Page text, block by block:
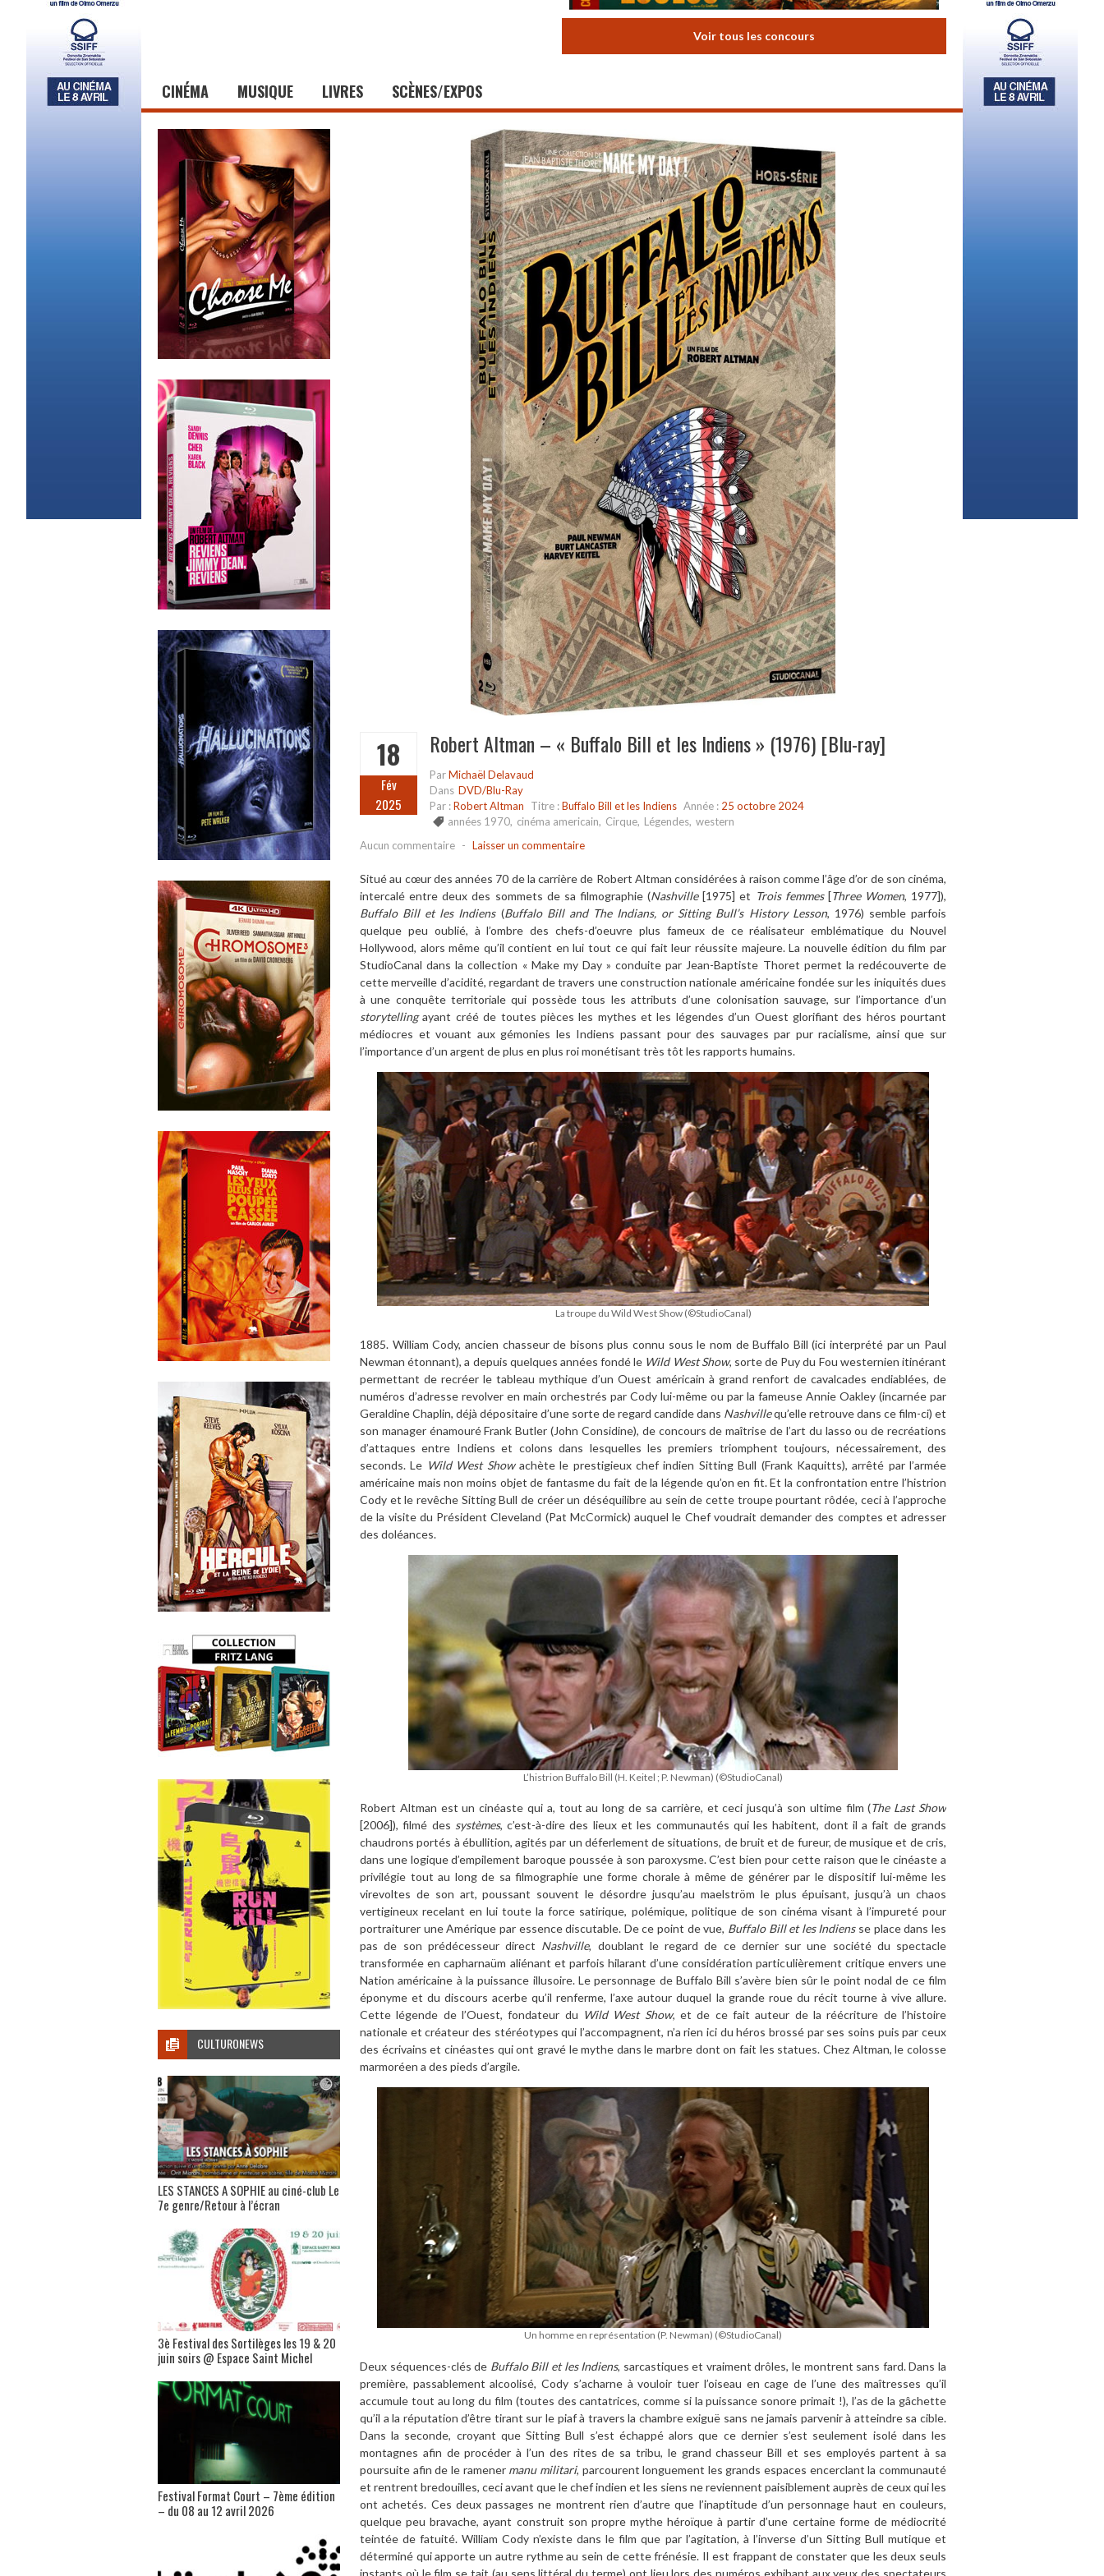
Voir tous les concours
CINÉMA MUSIQUE LIVRES SCÈNES/EXPOS
18
Fév
2025
Robert Altman – « Buffalo Bill et les Indiens » (1976) [Blu-ray]
ParMichaël Delavaud
Dans DVD/Blu-Ray
Par :Robert Altman Titre :Buffalo Bill et les Indiens Année : 25 octobre 2024
années 1970, cinéma americain, Cirque, Légendes, western
Aucun commentaire - Laisser un commentaire
Situé au cœur des années 70 de la carrière de Robert Altman considérées à raison comme l’âge d’or de son cinéma,
intercalé entre deux des sommets de sa filmographie (Nashville[1975] et Trois femmes [Three Women, 1977]),
Buffalo Bill et les Indiens(Buffalo Bill and The Indians, or Sitting Bull’s History Lesson, 1976) semble parfois
quelque peu oublié, à l’ombre des chefs-d’oeuvre plus fameux de ce réalisateur emblématique du Nouvel
Hollywood, alors même qu’il contient en lui tout ce qui fait leur réussite majeure. La nouvelle édition du film par
StudioCanal dans la collection « Make my Day » conduite par Jean-Baptiste Thoret permet la redécouverte de
cette merveille d’acidité, regardant de travers une construction nationale américaine fondée sur les iniquités dues
à une conquête territoriale qui possède tous les attributs d’une colonisation sauvage, sur l’importance d’un
storytellingayant créé de toutes pièces les mythes et les légendes d’un Ouest glorifiant des héros pourtant
médiocres et vouant aux gémonies les Indiens passant pour des sauvages par pur racialisme, ainsi que sur
l’importance d’un argent de plus en plus roi monétisant très tôt les rapports humains.
La troupe du Wild West Show (©StudioCanal)
1885. William Cody, ancien chasseur de bisons plus connu sous le nom de Buffalo Bill (ici interprété par un Paul
Newman étonnant), a depuis quelques années fondé le Wild West Show, sorte de Puy du Fou westernien itinérant
permettant de recréer le tableau mythique d’un Ouest américain à grand renfort de cavalcades endiablées, de
numéros d’adresse revolver en main orchestrés par Cody lui-même ou par la fameuse Annie Oakley (incarnée par
Geraldine Chaplin, déjà dépositaire d’une sorte de regard candide dans Nashvillequ’elle retrouve dans ce film-ci) et
son manager énamouré Frank Butler (John Considine), de concours de maîtrise de l’art du lasso ou de recréations
d’attaques entre Indiens et colons dans lesquelles les premiers triomphent toujours, nécessairement, des
seconds. Le Wild West Showachète le prestigieux chef indien Sitting Bull (Frank Kaquitts), arrêté par l’armée
américaine mais non moins objet de fantasme du fait de la légende qu’on en fit. Et la confrontation entre l’histrion
Cody et le revêche Sitting Bull de créer un déséquilibre au sein de cette troupe pourtant rôdée, ceci à l’approche
de la visite du Président Cleveland (Pat McCormick) auquel le Chef voudrait demander des comptes et adresser
des doléances.
L’histrion Buffalo Bill (H. Keitel ; P. Newman) (©StudioCanal)
Robert Altman est un cinéaste qui a, tout au long de sa carrière, et ceci jusqu’à son ultime film (The Last Show
[2006]), filmé des systèmes, c’est-à-dire des lieux et les communautés qui les habitent, dont il a fait de grands
chaudrons portés à ébullition, agités par un déferlement de situations, de bruit et de fureur, de musique et de cris,
dans une logique d’empilement baroque poussée à son paroxysme. C’est bien pour cette raison que le cinéaste a
privilégie tout au long de sa filmographie une forme chorale à même de générer par le dispositif lui-même les
virevoltes de son art, poussant souvent le désordre jusqu’au maelström le plus épuisant, jusqu’à un chaos
vertigineux recelant en lui toute la force satirique, polémique, politique de son cinéma visant à l’impureté pour
portraiturer une Amérique par essence discutable. De ce point de vue, Buffalo Bill et les Indiens se place dans les
pas de son prédécesseur direct Nashville, doublant le regard de ce dernier sur une société du spectacle
transformée en capharnaüm aliénant et parfois hilarant d’une considération particulièrement critique envers une
Nation américaine à la puissance illusoire. Le personnage de Buffalo Bill s’avère bien sûr le point nodal de ce film
éponyme et du discours acerbe qu’il renferme, l’axe autour duquel la grande roue du récit tourne à vive allure.
Cette légende de l’Ouest, fondateur du Wild West Show, et de ce fait auteur de la réécriture de l’histoire
nationale et créateur des stéréotypes qui l’accompagnent, n’a rien ici du héros brossé par ses soins puis par ceux
des écrivains et cinéastes qui ont gravé le mythe dans le marbre dont on fait les statues. Chez Altman, le colosse
marmoréen a des pieds d’argile.
Un homme en représentation (P. Newman) (©StudioCanal)
Deux séquences-clés de Buffalo Bill et les Indiens, sarcastiques et vraiment drôles, le montrent sans fard. Dans la
première, passablement alcoolisé, Cody s’acharne à vouloir tuer l’oiseau en cage de l’une des maîtresses qu’il
accumule tout au long du film (toutes des cantatrices, comme si la puissance sonore primait !), l’as de la gâchette
qu’il a la réputation d’être tirant sur le piaf à travers la chambre exiguë sans ne jamais parvenir à atteindre sa cible.
Dans la seconde, croyant que Sitting Bull s’est échappé alors que ce dernier s’est seulement isolé dans les
montagnes afin de procéder à l’un des rites de sa tribu, le grand chasseur Bill et ses employés partent à sa
poursuite afin de le ramener manu militari, parcourent longuement les grands espaces encerclant la communauté
et rentrent bredouilles, ceci avant que le chef indien et les siens ne reviennent paisiblement auprès de ceux qui les
ont achetés. Ces deux passages ne montrent rien d’autre que l’inaptitude d’un personnage haut en couleurs,
quelque peu bravache, ayant construit son propre mythe héroïque à partir d’une certaine forme de médiocrité
teintée de fatuité. William Cody n’existe dans le film que par l’agitation, à l’inverse d’un Sitting Bull mutique et
déterminé qui apporte un autre rythme au sein de cette frénésie. Il est frappant de constater que les deux seuls
instants où le film se tait (au sens littéral du terme) ont lieu lors des numéros exhibant aux yeux des spectateurs
CULTURONEWS
LES STANCES A SOPHIE au ciné-club Le
7e genre/Retour à l’écran
3è Festival des Sortilèges les 19 & 20
juin soirs @ Espace Saint Michel
Festival Format Court – 7ème édition
– du 08 au 12 avril 2026